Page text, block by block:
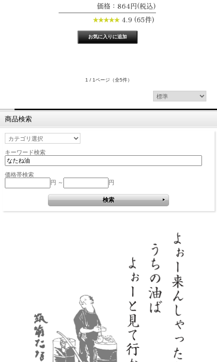
価格：864円(税込)
4.9 (65件)
1 / 1ページ （全5件）
商品検索
キーワード検索
価格帯検索
円 ～
円